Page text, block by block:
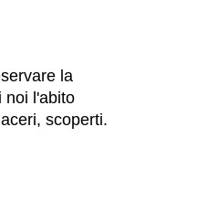
la
noi l'abito
scoperti.